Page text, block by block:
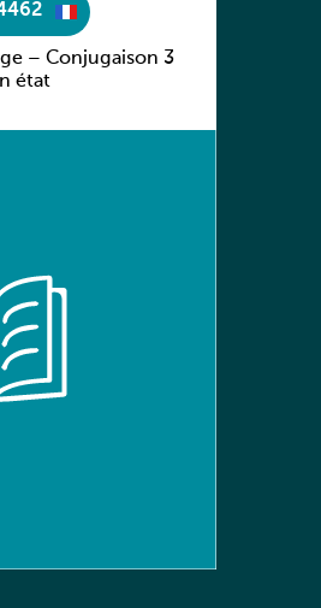
– Conjugaison 3
état